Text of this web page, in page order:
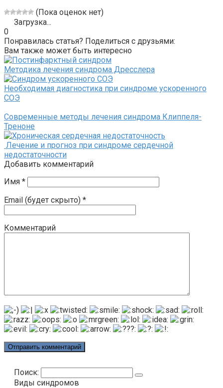
(Пока оценок нет)
Загрузка...
0
Понравилась статья? Поделиться с друзьями:
Вам также может быть интересно
Методика лечения синдрома Дресслера
Необходимая диагностика при синдроме ускоренного
СОЭ
Современные методы лечения синдрома Клиппеля-
Треноне
Лечение и прогноз при синдроме сердечной
недостаточности
Добавить комментарий
Имя *
Email (будет скрыто) *
Комментарий
Поиск:
Виды синдромов